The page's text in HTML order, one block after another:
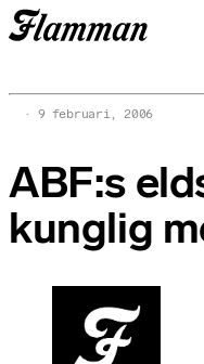
9 februari, 2006
ABF:s
kunglig